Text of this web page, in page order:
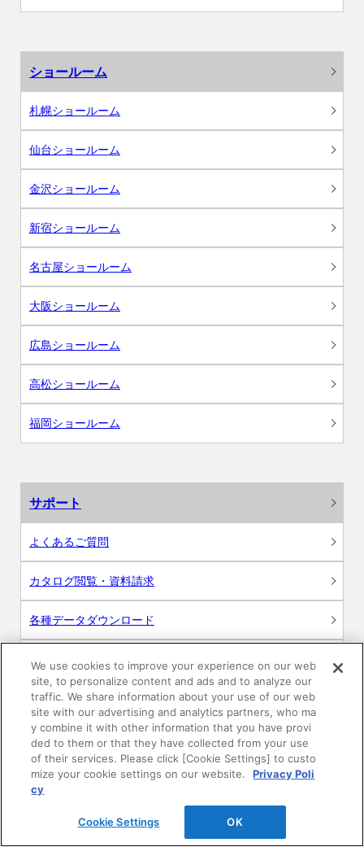
ショールーム
札幌ショールーム
仙台ショールーム
金沢ショールーム
新宿ショールーム
名古屋ショールーム
大阪ショールーム
広島ショールーム
高松ショールーム
福岡ショールーム
サポート
よくあるご質問
カタログ閲覧・資料請求
各種データダウンロード
WEB見積・各種シミュレーション
交換用部品の購入
修理・点検
お問い合わせ
We use cookies to improve your experience on our web
site, to personalize content and ads and to analyze our
traffic. We share information about your use of our web
site with our advertising and analytics partners, who ma
y combine it with other information that you have provi
ded to them or that they have collected from your use
of their services. Please click [Cookie Settings] to custo
mize your cookie settings on our website.
Privacy Poli
cy
Cookie Settings OK